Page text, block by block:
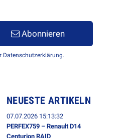
Abonnieren
Datenschutzerklärung.
NEUESTE ARTIKELN
07.07.2026 15:13:32
PERFEX759 – Renault D14
Centurion RAID